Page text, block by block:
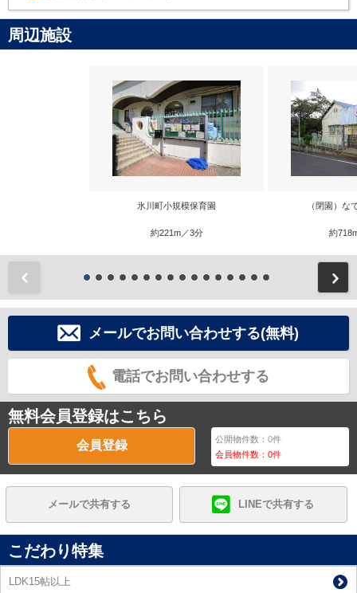
周辺施設
氷川町小規模保育園
約221m／3分
（閉園）な
約
メールでお問い合わせする(無料)
電話でお問い合わせする
無料会員登録はこちら
会員登録 公開物件数：0件
会員物件数：0件
メールで共有する LINEで共有する
こだわり特集
LDK15帖以上